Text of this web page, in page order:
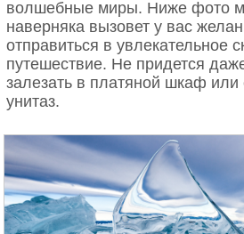
волшебные миры. Ниже фото
наверняка вызовет у вас
отправиться в увлекательное
путешествие. Не придется
залезать в платяной шкаф или
унитаз.